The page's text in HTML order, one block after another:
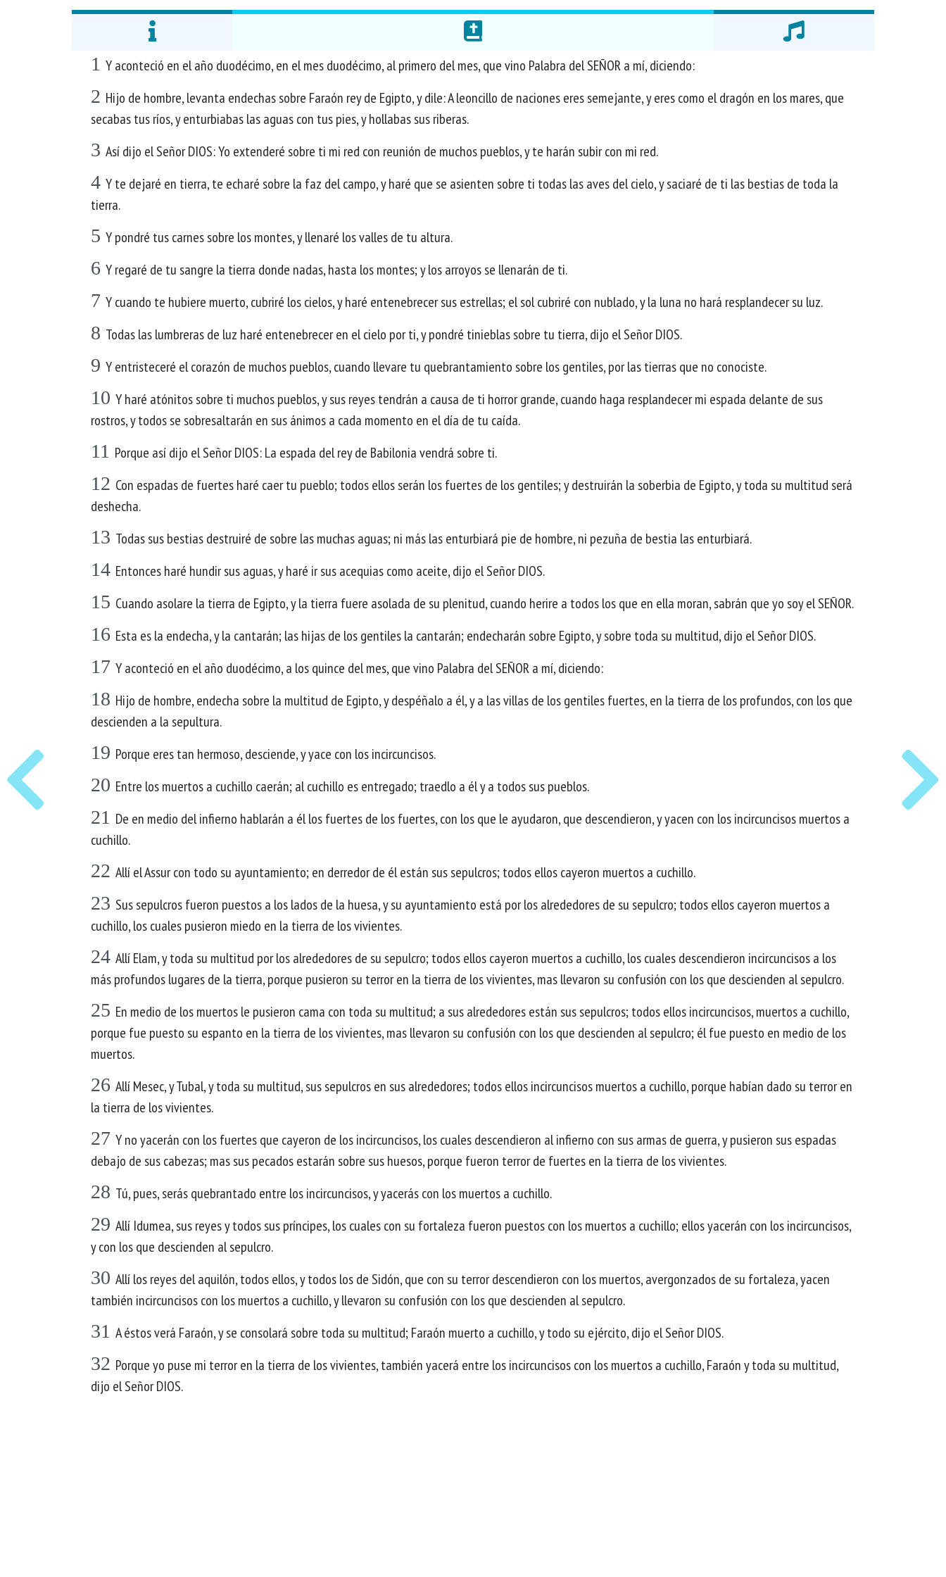
1 Y aconteció en el año duodécimo, en el mes duodécimo, al primero del mes, que vino Palabra del SEÑOR a mí, diciendo:
2 Hijo de hombre, levanta endechas sobre Faraón rey de Egipto, y dile: A leoncillo de naciones eres semejante, y eres como el dragón en los mares, que
secabas tus ríos, y enturbiabas las aguas con tus pies, y hollabas sus riberas.
3 Así dijo el Señor DIOS: Yo extenderé sobre ti mi red con reunión de muchos pueblos, y te harán subir con mi red.
4 Y te dejaré en tierra, te echaré sobre la faz del campo, y haré que se asienten sobre ti todas las aves del cielo, y saciaré de ti las bestias de toda la
tierra.
5 Y pondré tus carnes sobre los montes, y llenaré los valles de tu altura.
6 Y regaré de tu sangre la tierra donde nadas, hasta los montes; y los arroyos se llenarán de ti.
7 Y cuando te hubiere muerto, cubriré los cielos, y haré entenebrecer sus estrellas; el sol cubriré con nublado, y la luna no hará resplandecer su luz.
8 Todas las lumbreras de luz haré entenebrecer en el cielo por ti, y pondré tinieblas sobre tu tierra, dijo el Señor DIOS.
9 Y entristeceré el corazón de muchos pueblos, cuando llevare tu quebrantamiento sobre los gentiles, por las tierras que no conociste.
10 Y haré atónitos sobre ti muchos pueblos, y sus reyes tendrán a causa de ti horror grande, cuando haga resplandecer mi espada delante de sus
rostros, y todos se sobresaltarán en sus ánimos a cada momento en el día de tu caída.
11 Porque así dijo el Señor DIOS: La espada del rey de Babilonia vendrá sobre ti.
12 Con espadas de fuertes haré caer tu pueblo; todos ellos serán los fuertes de los gentiles; y destruirán la soberbia de Egipto, y toda su multitud será
deshecha.
13 Todas sus bestias destruiré de sobre las muchas aguas; ni más las enturbiará pie de hombre, ni pezuña de bestia las enturbiará.
14 Entonces haré hundir sus aguas, y haré ir sus acequias como aceite, dijo el Señor DIOS.
15 Cuando asolare la tierra de Egipto, y la tierra fuere asolada de su plenitud, cuando herire a todos los que en ella moran, sabrán que yo soy el SEÑOR.
16 Esta es la endecha, y la cantarán; las hijas de los gentiles la cantarán; endecharán sobre Egipto, y sobre toda su multitud, dijo el Señor DIOS.
17 Y aconteció en el año duodécimo, a los quince del mes, que vino Palabra del SEÑOR a mí, diciendo:
18 Hijo de hombre, endecha sobre la multitud de Egipto, y despéñalo a él, y a las villas de los gentiles fuertes, en la tierra de los profundos, con los que
descienden a la sepultura.
19 Porque eres tan hermoso, desciende, y yace con los incircuncisos.
20 Entre los muertos a cuchillo caerán; al cuchillo es entregado; traedlo a él y a todos sus pueblos.
21 De en medio del infierno hablarán a él los fuertes de los fuertes, con los que le ayudaron, que descendieron, y yacen con los incircuncisos muertos a
cuchillo.
22 Allí el Assur con todo su ayuntamiento; en derredor de él están sus sepulcros; todos ellos cayeron muertos a cuchillo.
23 Sus sepulcros fueron puestos a los lados de la huesa, y su ayuntamiento está por los alrededores de su sepulcro; todos ellos cayeron muertos a
cuchillo, los cuales pusieron miedo en la tierra de los vivientes.
24 Allí Elam, y toda su multitud por los alrededores de su sepulcro; todos ellos cayeron muertos a cuchillo, los cuales descendieron incircuncisos a los
más profundos lugares de la tierra, porque pusieron su terror en la tierra de los vivientes, mas llevaron su confusión con los que descienden al sepulcro.
25 En medio de los muertos le pusieron cama con toda su multitud; a sus alrededores están sus sepulcros; todos ellos incircuncisos, muertos a cuchillo,
porque fue puesto su espanto en la tierra de los vivientes, mas llevaron su confusión con los que descienden al sepulcro; él fue puesto en medio de los
muertos.
26 Allí Mesec, y Tubal, y toda su multitud, sus sepulcros en sus alrededores; todos ellos incircuncisos muertos a cuchillo, porque habían dado su terror en
la tierra de los vivientes.
27 Y no yacerán con los fuertes que cayeron de los incircuncisos, los cuales descendieron al infierno con sus armas de guerra, y pusieron sus espadas
debajo de sus cabezas; mas sus pecados estarán sobre sus huesos, porque fueron terror de fuertes en la tierra de los vivientes.
28 Tú, pues, serás quebrantado entre los incircuncisos, y yacerás con los muertos a cuchillo.
29 Allí Idumea, sus reyes y todos sus príncipes, los cuales con su fortaleza fueron puestos con los muertos a cuchillo; ellos yacerán con los incircuncisos,
y con los que descienden al sepulcro.
30 Allí los reyes del aquilón, todos ellos, y todos los de Sidón, que con su terror descendieron con los muertos, avergonzados de su fortaleza, yacen
también incircuncisos con los muertos a cuchillo, y llevaron su confusión con los que descienden al sepulcro.
31 A éstos verá Faraón, y se consolará sobre toda su multitud; Faraón muerto a cuchillo, y todo su ejército, dijo el Señor DIOS.
32 Porque yo puse mi terror en la tierra de los vivientes, también yacerá entre los incircuncisos con los muertos a cuchillo, Faraón y toda su multitud,
dijo el Señor DIOS.